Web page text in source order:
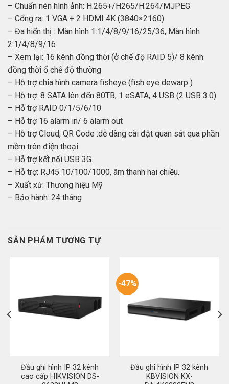
– Chuẩn nén hình ảnh: H.265+/H265/H.264/MJPEG
– Cổng ra: 1 VGA + 2 HDMI 4K (3840×2160)
– Đa hiển thị : Màn hình 1:1/4/8/9/16/25/36, Màn hình
2:1/4/8/9/16
– Xem lại: 16 kênh đồng thời (ở chế độ RAID 5)/ 8 kênh
đồng thời ổ chế độ thường
– Hỗ trợ chia hình camera fisheye (fish eye dewarp )
– Hỗ trợ: 8 SATA lên đến 80TB, 1 eSATA, 4 USB (2 USB 3.0)
– Hỗ trợ RAID 0/1/5/6/10
– Hỗ trợ 16 alarm in/ 6 alarm out
– Hỗ trợ Cloud, QR Code :dễ dàng cài đặt quan sát qua phần
mềm trên điện thoại
– Hỗ trợ kết nối USB 3G.
– Hỗ trợ: RJ45 10/100/1000, âm thanh hai chiều.
– Xuất xứ: Thương hiệu Mỹ
– Bảo hành: 24 tháng
SẢN PHẨM TƯƠNG TỰ
Đầu ghi hình IP 32 kênh
cao cấp HIKVISION DS-
-47%
Đầu ghi hình IP 32 kênh
KBVISION KX-